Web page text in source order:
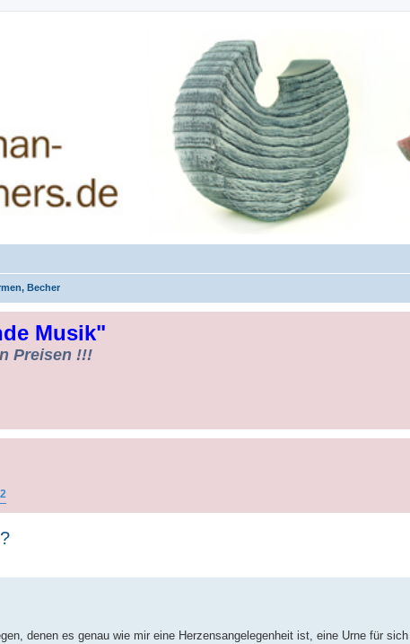
Woodturners *Forum Sauerland*
Becher
Musik"
Preisen !!!
denen es genau wie mir eine Herzensangelegenheit ist, eine Urne für